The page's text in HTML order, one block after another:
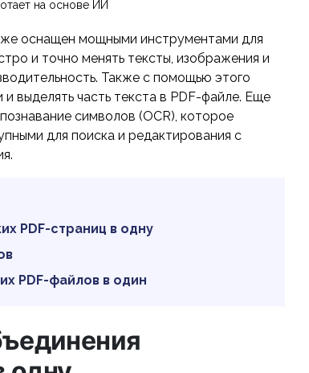
на основе ИИ
оснащен мощными инструментами для
и точно менять тексты, изображения и
Также с помощью этого
выделять часть текста в PDF-файле. Еще
символов (OCR), которое
для поиска и редактирования с
PDF-страниц в одну
PDF-файлов в один